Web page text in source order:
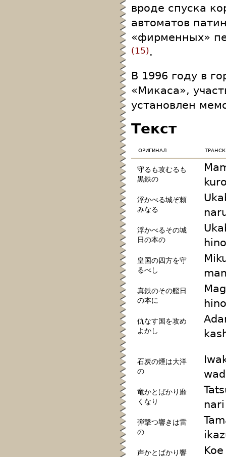
вроде спуска
автоматов
«фирменных»
15 .
В 1996 году в
«Микаса»,
установлен
Текст
оригинал
守るも攻むるも
黒鉄の
浮かべる城ぞ頼
みなる
浮かべるその城
日の本の
皇国の四方を守
るべし
真鉄のその艦日
の本に
仇なす国を攻め
よかし
石炭の煙は大洋
の
竜かとばかり靡
くなり
nari
弾撃つ響きは雷
の
声かとばかり響